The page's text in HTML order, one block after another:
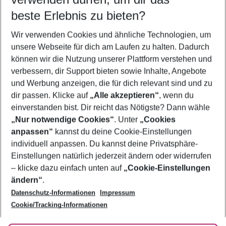
Flug & Hotel Costa Adeje
Pauschalreisen Costa Adeje
Familienurlaub Costa Adeje
Frübucher Angebote Costa Adeje für 2026
Urlaub Costa Adeje
Footer
Footer navigation
Über uns
AGB
Bestpreisgarantie
Cookie-Einstellungen ändern
Cookie-Richtlinie
Agenturbetreuung
Barrierefreies Reisen
Folge uns
beste Erlebnis zu bieten?
Wir verwenden Cookies und ähnliche Technologien, um
unsere Webseite für dich am Laufen zu halten. Dadurch
können wir die Nutzung unserer Plattform verstehen und
verbessern, dir Support bieten sowie Inhalte, Angebote
und Werbung anzeigen, die für dich relevant sind und zu
dir passen. Klicke auf „Alle akzeptieren“, wenn du
einverstanden bist. Dir reicht das Nötigste? Dann wähle
„Nur notwendige Cookies“. Unter „Cookies
anpassen“ kannst du deine Cookie-Einstellungen
individuell anpassen. Du kannst deine Privatsphäre-
Einstellungen natürlich jederzeit ändern oder widerrufen
– klicke dazu einfach unten auf „Cookie-Einstellungen
ändern“.
Datenschutz-Informationen
Impressum
Cookie/Tracking-Informationen